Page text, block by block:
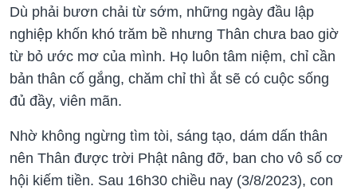
Dù phải bươn chải từ sớm, những ngày đầu lập
nghiệp khốn khó trăm bề nhưng Thân chưa bao giờ
từ bỏ ước mơ của mình. Họ luôn tâm niệm, chỉ cần
bản thân cố gắng, chăm chỉ thì ắt sẽ có cuộc sống
đủ đầy, viên mãn.
Nhờ không ngừng tìm tòi, sáng tạo, dám dấn thân
nên Thân được trời Phật nâng đỡ, ban cho vô số cơ
hội kiếm tiền. Sau 16h30 chiều nay (3/8/2023), con